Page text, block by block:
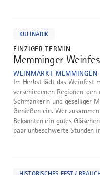
KULINARIK
EINZIGER TERMIN
4
Memminger
WEINMARKT
Im Herbst lädt das Weinfest
verschiedenen Regionen, den
Schmankerln und geselliger
Genießen ein. Wer
Bekannten ein gutes
paar unbeschwerte Stunden